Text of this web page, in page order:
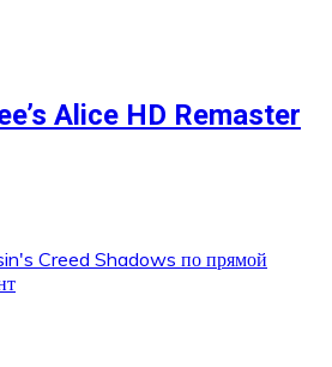
Alice HD Remaster